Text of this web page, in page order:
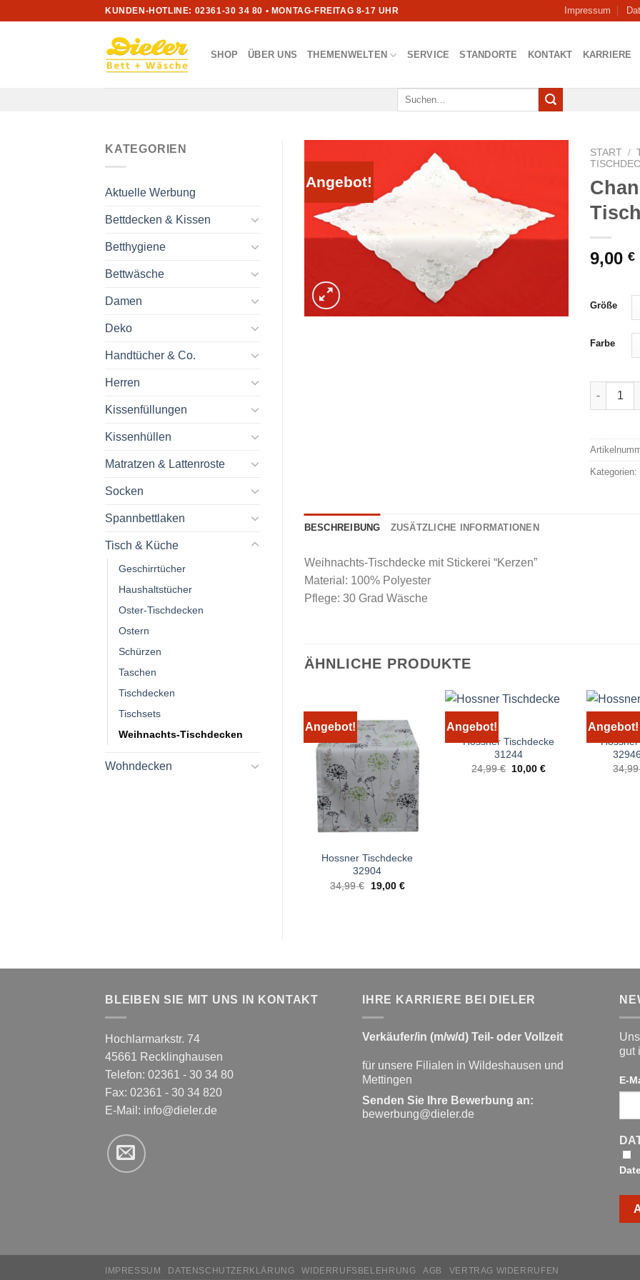
KUNDEN-HOTLINE: 02361-30 34 80 • MONTAG-FREITAG 8-17 UHR Impressum
SHOP ÜBER UNS THEMENWELTEN SERVICE STANDORTE KONTAKT KARRIERE
Suchen
KATEGORIEN
Aktuelle Werbung
Bettdecken & Kissen
Betthygiene
Bettwäsche
Damen
Deko
Handtücher & Co.
Herren
Kissenfüllungen
Kissenhüllen
Matratzen & Lattenroste
Socken
Spannbettlaken
Tisch & Küche
Geschirrtücher
Haushaltstücher
Oster-Tischdecken
Ostern
Schürzen
Taschen
Tischdecken
Tischsets
Weihnachts-Tischdecken
Wohndecken
Angebot!
START /
9,00€
Größe
Farbe
Chang
Kategorien:
BESCHREIBUNG ZUSÄTZLICHE INFORMATIONEN
Weihnachts-Tischdecke mit Stickerei “Kerzen”
Material: 100% Polyester
Pflege: 30 Grad Wäsche
ÄHNLICHE PRODUKTE
Angebot!
Hossner Tischdecke
32904
34,99€
Ursprünglicher
Preis
19,00 €Aktueller
Angebot!
Hossner Tischdecke
31244
24,99€ Ursprünglicher
10,00€Aktueller
Angebot!
BLEIBEN SIE MIT UNS IN KONTAKT
Hochlarmarkstr. 74
45661 Recklinghausen
Telefon: 02361 - 30 34 80
Fax: 02361 - 30 34 820
E-Mail: info@dieler.de
IHRE KARRIERE BEI DIELER
Verkäufer/in (m/w/d) Teil- oder Vollzeit
für unsere Filialen in Wildeshausen und
Mettingen
Senden Sie Ihre Bewerbung an:
bewerbung@dieler.de
gut
E-
IMPRESSUM DATENSCHUTZERKLÄRUNG WIDERRUFSBELEHRUNG AGB VERTRAG WIDERRUFEN